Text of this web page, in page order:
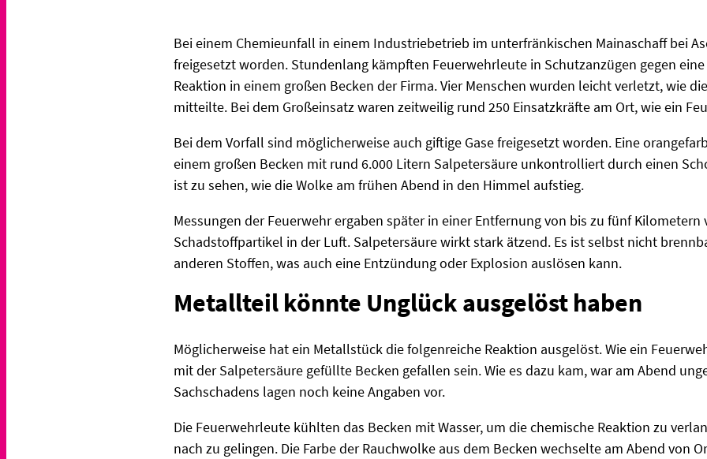
Bei einem Chemieunfall in einem Industriebetrieb im unterfränkischen Mainaschaff bei
freigesetzt worden. Stundenlang kämpften Feuerwehrleute in Schutzanzügen gegen
Reaktion in einem großen Becken der Firma. Vier Menschen wurden leicht verletzt, wie
mitteilte. Bei dem Großeinsatz waren zeitweilig rund 250 Einsatzkräfte am Ort, wie ein
Bei dem Vorfall sind möglicherweise auch giftige Gase freigesetzt worden. Eine
einem großen Becken mit rund 6.000 Litern Salpetersäure unkontrolliert durch einen
ist zu sehen, wie die Wolke am frühen Abend in den Himmel aufstieg.
Messungen der Feuerwehr ergaben später in einer Entfernung von bis zu fünf
Schadstoffpartikel in der Luft. Salpetersäure wirkt stark ätzend. Es ist selbst nicht
anderen Stoffen, was auch eine Entzündung oder Explosion auslösen kann.
Metallteil könnte Unglück ausgelöst haben
Möglicherweise hat ein Metallstück die folgenreiche Reaktion ausgelöst. Wie ein
mit der Salpetersäure gefüllte Becken gefallen sein. Wie es dazu kam, war am Abend
Sachschadens lagen noch keine Angaben vor.
Die Feuerwehrleute kühlten das Becken mit Wasser, um die chemische Reaktion zu
nach zu gelingen. Die Farbe der Rauchwolke aus dem Becken wechselte am Abend von